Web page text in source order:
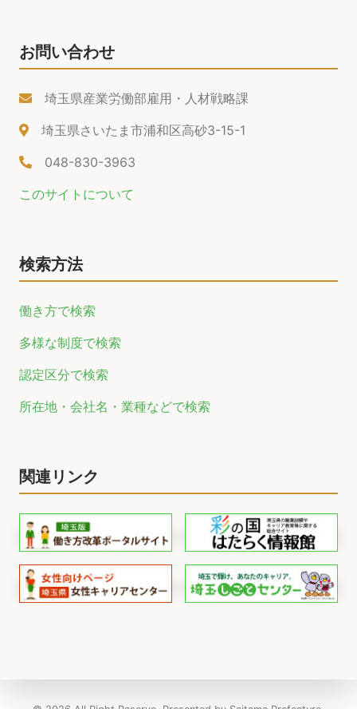
お問い合わせ
埼玉県産業労働部雇用・人材戦略課
埼玉県さいたま市浦和区高砂3-15-1
048-830-3963
このサイトについて
検索方法
働き方で検索
多様な制度で検索
認定区分で検索
所在地・会社名・業種などで検索
関連リンク